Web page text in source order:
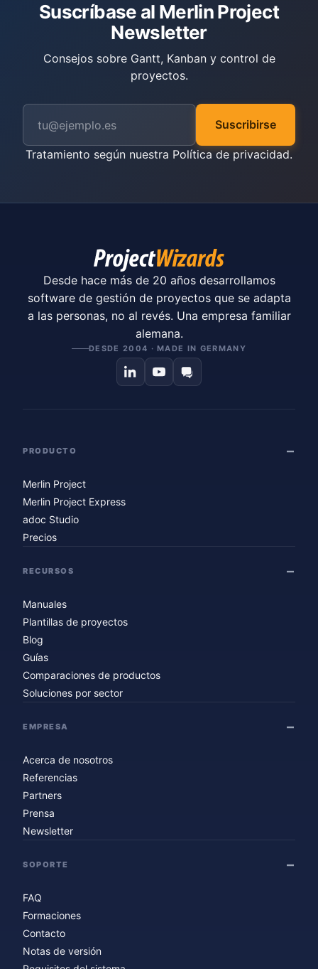
Suscríbase al Merlin Project
Newsletter
Consejos sobre Gantt, Kanban y control de
proyectos.
Suscribirse
Tratamiento según nuestra Política de privacidad.
Desde hace más de 20 años desarrollamos
software de gestión de proyectos que se adapta
a las personas, no al revés. Una empresa familiar
alemana.
DESDE 2004 · MADE IN GERMANY
PRODUCTO
Merlin Project
Merlin Project Express
adoc Studio
Precios
RECURSOS
Manuales
Plantillas de proyectos
Blog
Guías
Comparaciones de productos
Soluciones por sector
EMPRESA
Acerca de nosotros
Referencias
Partners
Prensa
Newsletter
SOPORTE
FAQ
Formaciones
Contacto
Notas de versión